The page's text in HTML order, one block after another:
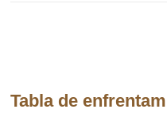
Tabla de